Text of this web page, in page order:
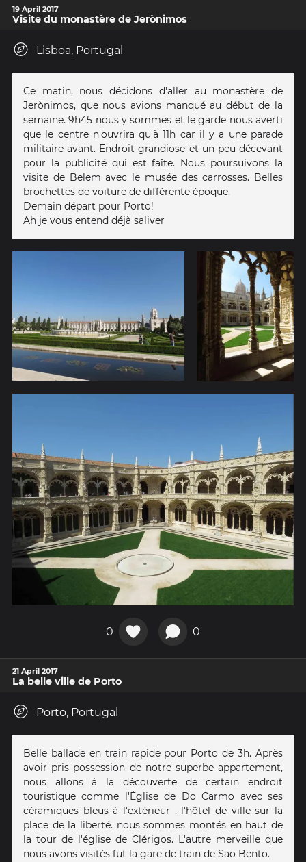
19 April 2017
Visite du monastère de Jerònimos
Lisboa, Portugal
Ce matin, nous décidons d'aller au monastère de
Jerònimos, que nous avions manqué au début de la
semaine. 9h45 nous y sommes et le garde nous averti
que le centre n'ouvrira qu'à 11h car il y a une parade
militaire avant. Endroit grandiose et un peu décevant
pour la publicité qui est faîte. Nous poursuivons la
visite de Belem avec le musée des carrosses. Belles
brochettes de voiture de différente époque.
Demain départ pour Porto!
Ah je vous entend déjà saliver
0 0
21 April 2017
La belle ville de Porto
Porto, Portugal
Belle ballade en train rapide pour Porto de 3h. Après
avoir pris possession de notre superbe appartement,
nous allons à la découverte de certain endroit
touristique comme l'Église de Do Carmo avec ses
céramiques bleus à l'extérieur , l'hôtel de ville sur la
place de la liberté. nous sommes montés en haut de
la tour de l'église de Clérigos. L'autre merveille que
nous avons visités fut la gare de train de Sao Bento.